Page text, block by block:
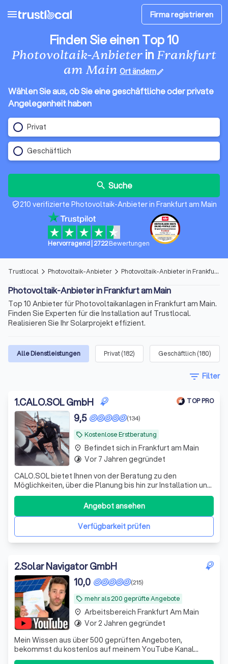
menu Firma registrieren
Finden Sie einen Top 10
Photovoltaik-AnbieterinFrankfurt
am Main Ort ändernedit
Wählen Sie aus, ob Sie eine geschäftliche oder private
Angelegenheit haben
Privat
Geschäftlich
search Suche
verified_user210 verifizierte Photovoltaik-Anbieter in Frankfurt am Main
Hervorragend| 2722 Bewertungen
Trustlocal arrow_forward_ios Photovoltaik-Anbieter arrow_forward_ios Photovoltaik-Anbieter in Frankfurt am Main
Photovoltaik-Anbieter in Frankfurt am Main
Top 10 Anbieter für Photovoltaikanlagen in Frankfurt am Main.
Finden Sie Experten für die Installation auf Trustlocal.
Realisieren Sie Ihr Solarprojekt effizient.
Alle Dienstleistungen Privat(182) Geschäftlich (180)
filter_list Filter
1.CALO.SOL GmbH TOP PRO
local_offer Kostenlose Erstberatung
(134)
9,5
CALO.SOL bietet Ihnen von der Beratung zu den
Möglichkeiten, über die Planung bis hin zur Installation und
der lebenslangen technischen Betreuung alles, was Sie
für Ihre eigenen Solaranlage benötigen.
Verfügbarkeit prüfen
Angebot ansehen
place Befindet sich in Frankfurt am Main
timelapse Vor 7 Jahren gegründet
2.Solar Navigator GmbH
local_offer mehr als 200 geprüfte Angebote
(215)
10,0
Mein Wissen aus über 500 geprüften Angeboten,
bekommst du kostenlos auf meinem YouTube Kanal
"Photovoltaik mit Philipp"
place Arbeitsbereich Frankfurt Am Main
timelapse Vor 2 Jahren gegründet